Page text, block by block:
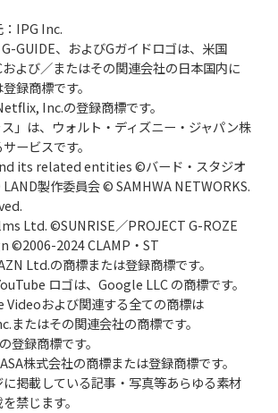
IPG Inc.
GUIDE、およびGガイドロゴは、米国
よび／またはその関連会社の日本国内に
録商標です。
Inc.の登録商標です。
ス」は、ウォルト・ディズニー・ジャパン株
ービスです。
its related entities ©バード・スタジオ
製作委員会 © SAMHWA NETWORKS.
Ltd. ©SUNRISE／PROJECT G-ROZE
©2006-2024 CLAMP・ST
Ltd.の商標または登録商標です。
ロゴは、Google LLC の商標です。
および関連する全ての商標は
たはその関連会社の商標です。
録商標です。
株式会社の商標または登録商標です。
掲載している記事・写真等あらゆる素材
禁じます。